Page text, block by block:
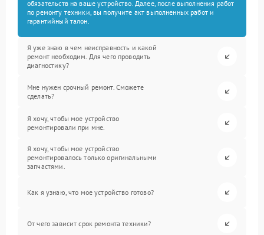
обязательств на ваше устройство. Далее, после выполнения работ
по ремонту техники, вы получите акт выполненных работ и
гарантийный талон.
Я уже знаю в чем неисправность и какой
ремонт необходим. Для чего проводить
диагностику?
Мне нужен срочный ремонт. Сможете
сделать?
Я хочу, чтобы мое устройство
ремонтировали при мне.
Я хочу, чтобы мое устройство
ремонтировалось только оригинальными
запчастями.
Как я узнаю, что мое устройство готово?
От чего зависит срок ремонта техники?